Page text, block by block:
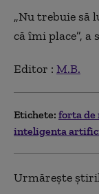
„Nu trebuie să
că îmi place”, a
Editor : M.B.
Etichete: forta de
inteligenta
Urmărește